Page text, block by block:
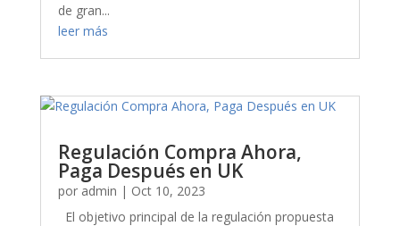
de gran...
leer más
Regulación Compra Ahora,
Paga Después en UK
por admin | Oct 10, 2023
El objetivo principal de la regulación propuesta